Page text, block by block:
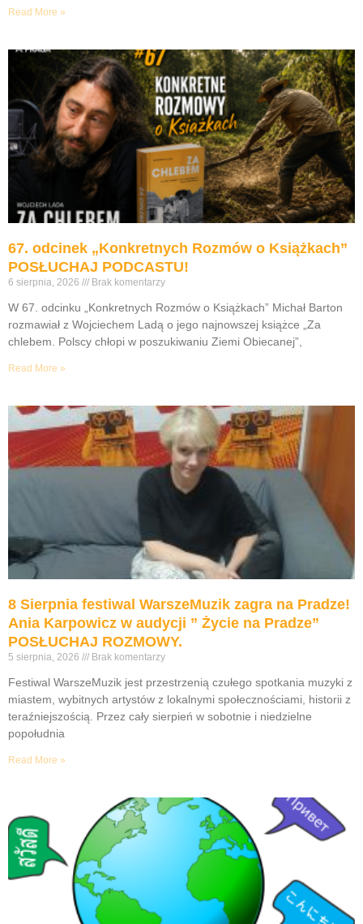
Read More »
67. odcinek „Konkretnych Rozmów o Książkach”
POSŁUCHAJ PODCASTU!
6 sierpnia, 2026 Brak komentarzy
W 67. odcinku „Konkretnych Rozmów o Książkach” Michał Barton
rozmawiał z Wojciechem Ladą o jego najnowszej książce „Za
chlebem. Polscy chłopi w poszukiwaniu Ziemi Obiecanej”,
Read More »
8 Sierpnia festiwal WarszeMuzik zagra na Pradze!
Ania Karpowicz w audycji ” Życie na Pradze”
POSŁUCHAJ ROZMOWY.
5 sierpnia, 2026 Brak komentarzy
Festiwal WarszeMuzik jest przestrzenią czułego spotkania muzyki z
miastem, wybitnych artystów z lokalnymi społecznościami, historii z
teraźniejszością. Przez cały sierpień w sobotnie i niedzielne
popołudnia
Read More »